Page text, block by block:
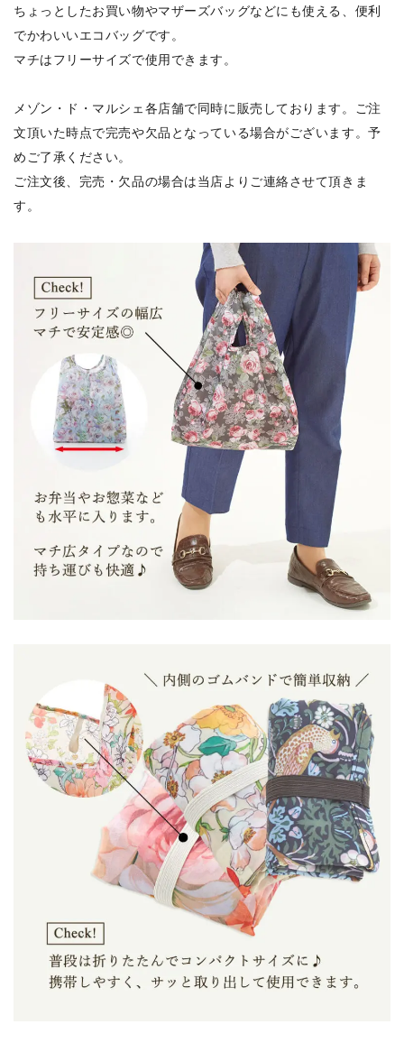
ちょっとしたお買い物やマザーズバッグなどにも使える、便利
でかわいいエコバッグです。
マチはフリーサイズで使用できます。
メゾン・ド・マルシェ各店舗で同時に販売しております。ご注
文頂いた時点で完売や欠品となっている場合がございます。予
めご了承ください。
ご注文後、完売・欠品の場合は当店よりご連絡させて頂きま
す。